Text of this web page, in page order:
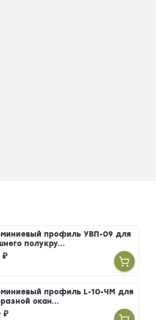
профиль УВП-09 для
полукру...
₽
профиль L-10-ЧМ для
окан...
₽